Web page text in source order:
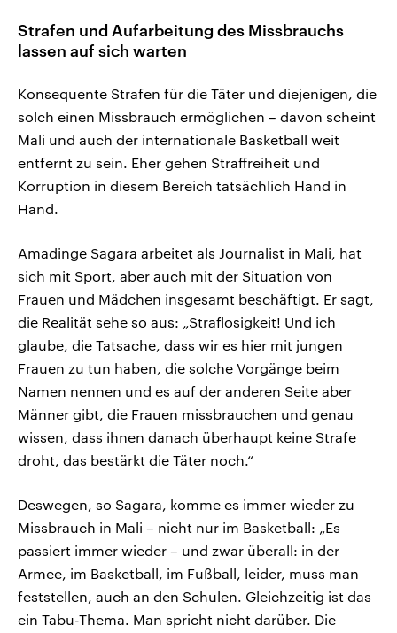
Strafen und Aufarbeitung des Missbrauchs
lassen auf sich warten
Konsequente Strafen für die Täter und diejenigen, die
solch einen Missbrauch ermöglichen – davon scheint
Mali und auch der internationale Basketball weit
entfernt zu sein. Eher gehen Straffreiheit und
Korruption in diesem Bereich tatsächlich Hand in
Hand.
Amadinge Sagara arbeitet als Journalist in Mali, hat
sich mit Sport, aber auch mit der Situation von
Frauen und Mädchen insgesamt beschäftigt. Er sagt,
die Realität sehe so aus: „Straflosigkeit! Und ich
glaube, die Tatsache, dass wir es hier mit jungen
Frauen zu tun haben, die solche Vorgänge beim
Namen nennen und es auf der anderen Seite aber
Männer gibt, die Frauen missbrauchen und genau
wissen, dass ihnen danach überhaupt keine Strafe
droht, das bestärkt die Täter noch.“
Deswegen, so Sagara, komme es immer wieder zu
Missbrauch in Mali – nicht nur im Basketball: „Es
passiert immer wieder – und zwar überall: in der
Armee, im Basketball, im Fußball, leider, muss man
feststellen, auch an den Schulen. Gleichzeitig ist das
ein Tabu-Thema. Man spricht nicht darüber. Die